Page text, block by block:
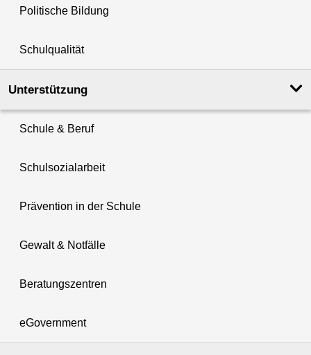
Politische Bildung
Schulqualität
Unterstützung
Schule & Beruf
Schulsozialarbeit
Prävention in der Schule
Gewalt & Notfälle
Beratungszentren
eGovernment